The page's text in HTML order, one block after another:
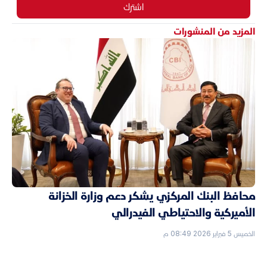
اشترك
المزيد من المنشورات
محافظ البنك المركزي يشكر دعم وزارة الخزانة
الأميركية والاحتياطي الفيدرالي
الخميس 5 فبراير 2026 08:49 م